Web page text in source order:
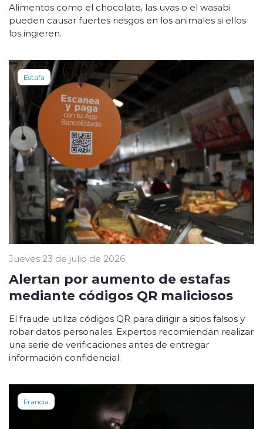
Alimentos como el chocolate, las uvas o el wasabi
pueden causar fuertes riesgos en los animales si ellos
los ingieren.
Estafa
Jueves 23 de julio de 2026
Alertan por aumento de estafas
mediante códigos QR maliciosos
El fraude utiliza códigos QR para dirigir a sitios falsos y
robar datos personales. Expertos recomiendan realizar
una serie de verificaciones antes de entregar
información confidencial.
Francia